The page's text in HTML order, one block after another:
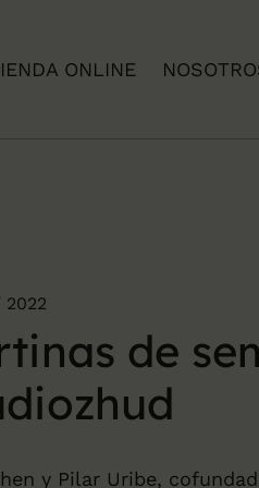
ONLINE
2022
de
y Pilar Uribe,